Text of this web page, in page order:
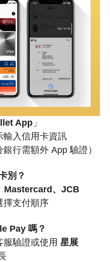
App 」
輸入信用卡資訊
行需額外 App 驗證）
別？
Mastercard、JCB
擇支付順序
Pay 嗎？
服驗證或使用 星展